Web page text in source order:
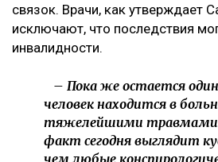
связок. Врачи, как утверждает
исключают, что последствия
инвалидности.
– Пока же остается
человек находится в
тяжелейшими
факт сегодня выглядит
чем любые